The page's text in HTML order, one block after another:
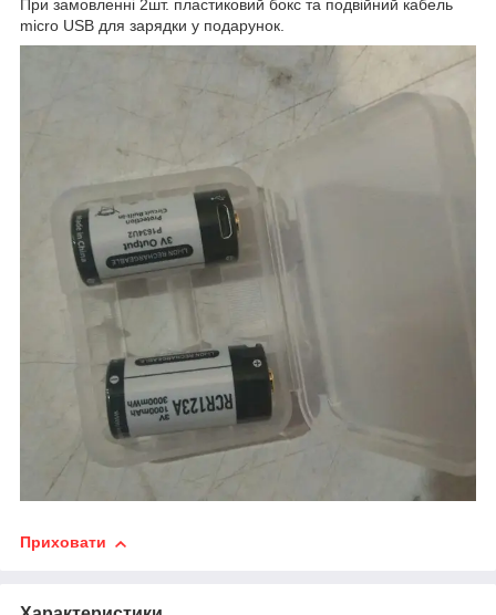
При замовленні 2шт. пластиковий бокс та подвійний кабель
micro USB для зарядки у подарунок.
Приховати